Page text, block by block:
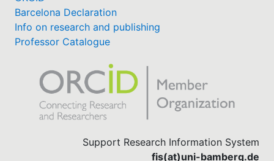
Barcelona Declaration
Info on research and publishing
Professor Catalogue
Support Research Information System
fis(at)uni-bamberg.de